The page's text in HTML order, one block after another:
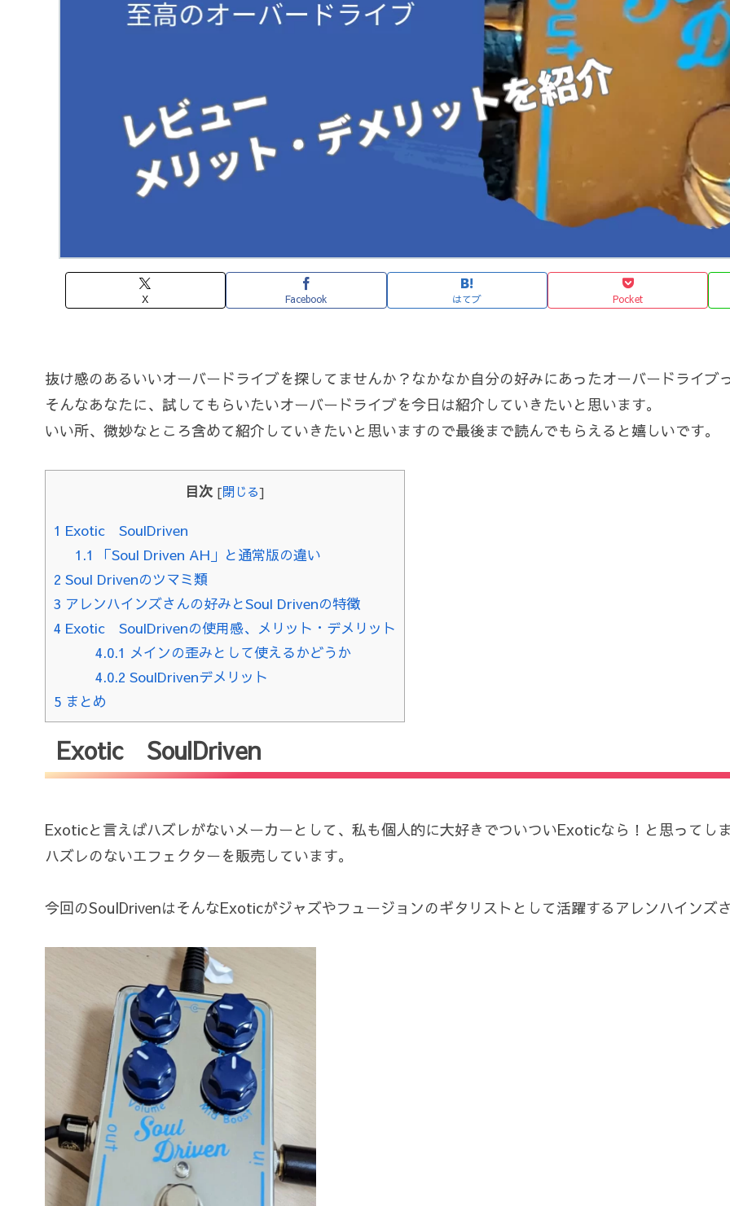
X Facebook はてブ Pocket
抜け感のあるいいオーバードライブを探してませんか？なかなか自分の好みにあったオーバードライブ
そんなあなたに、試してもらいたいオーバードライブを今日は紹介していきたいと思います。
いい所、微妙なところ含めて紹介していきたいと思いますので最後まで読んでもらえると嬉しいです。
目次 [閉じる]
1 Exotic SoulDriven
1.1
「Soul Driven AH」と通常版の違い
2 Soul Drivenのツマミ類
3 アレンハインズさんの好みとSoul Drivenの特徴
4 Exotic SoulDrivenの使用感、メリット・デメリット
4.0.1 メインの歪みとして使えるかどうか
4.0.2 SoulDrivenデメリット
5 まとめ
Exotic SoulDriven
Exoticと言えばハズレがないメーカーとして、私も個人的に大好きでついついExoticなら！と思ってし
ハズレのないエフェクターを販売しています。
今回のSoulDrivenはそんなExoticがジャズやフュージョンのギタリストとして活躍するアレンハインズ